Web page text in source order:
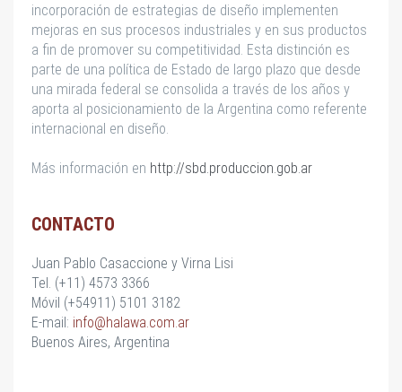
incorporación de estrategias de diseño implementen
mejoras en sus procesos industriales y en sus productos
a fin de promover su competitividad. Esta distinción es
parte de una política de Estado de largo plazo que desde
una mirada federal se consolida a través de los años y
aporta al posicionamiento de la Argentina como referente
internacional en diseño.
Más información en http://sbd.produccion.gob.ar
CONTACTO
Juan Pablo Casaccione y Virna Lisi
Tel. (+11) 4573 3366
Móvil (+54911) 5101 3182
E-mail: info@halawa.com.ar
Buenos Aires, Argentina